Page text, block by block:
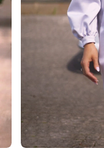
SPALLINE